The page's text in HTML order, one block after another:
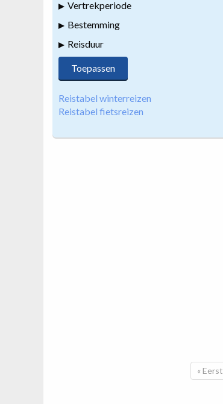
Vertrekperiode
Bestemming
Reisduur
Reistabel winterreizen
Reistabel fietsreizen
Eerste
«